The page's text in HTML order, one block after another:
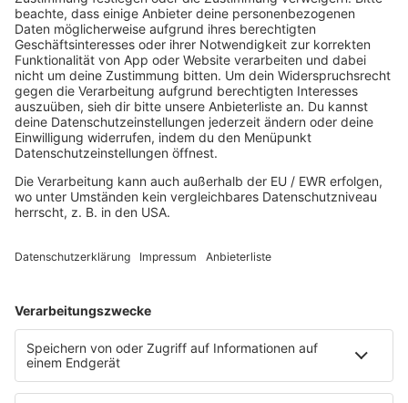
HOME
MUSIK
Playlist
Streams
Rocknews
Band-Alphabet
Rockfakten
Rockquiz
Videos
PROGRAMM